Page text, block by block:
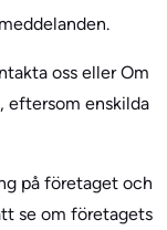
oss eller Om
eftersom enskilda
på företaget och
se om företagets